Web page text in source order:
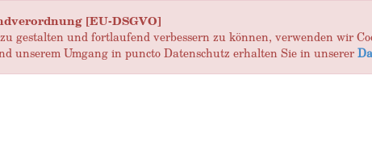
[EU-DSGVO]
gestalten und fortlaufend verbessern zu können, verwenden wir
unserem Umgang in puncto Datenschutz erhalten Sie in unserer